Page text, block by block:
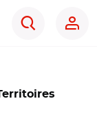
Rechercher